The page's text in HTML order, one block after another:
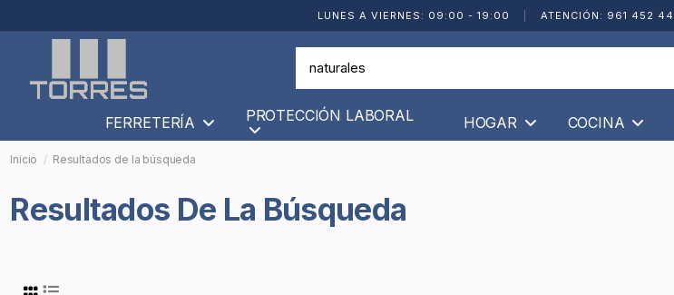
LUNES A VIERNES: 09:00 - 19:00 ATENCIÓN: 961 452
FERRETERÍA PROTECCIÓN LABORAL HOGAR COCINA
Inicio Resultados de la búsqueda
Resultados De La Búsqueda